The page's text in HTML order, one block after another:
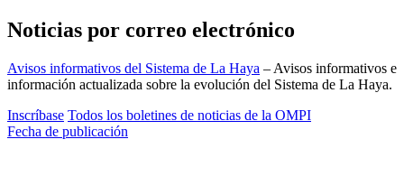
Noticias por correo electrónico
Avisos informativos del Sistema de La Haya – Avisos informativos e
información actualizada sobre la evolución del Sistema de La Haya.
Inscríbase Todos los boletines de noticias de la OMPI
Fecha de publicación